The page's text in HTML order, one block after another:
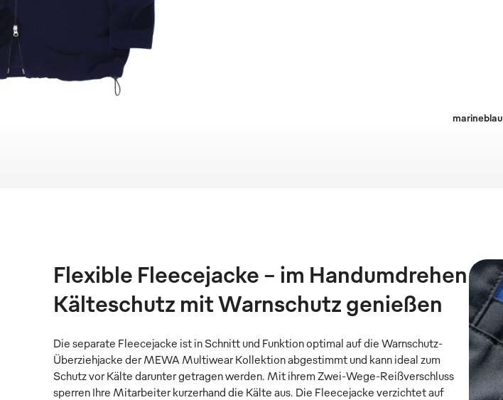
marineblau
Flexible Fleecejacke – im Handumdrehen
Kälteschutz mit Warnschutz genießen
Die separate Fleecejacke ist in Schnitt und Funktion optimal auf die Warnschutz-
Überziehjacke der MEWA Multiwear Kollektion abgestimmt und kann ideal zum
Schutz vor Kälte darunter getragen werden. Mit ihrem Zwei-Wege-Reißverschluss
sperren Ihre Mitarbeiter kurzerhand die Kälte aus. Die Fleecejacke verzichtet auf